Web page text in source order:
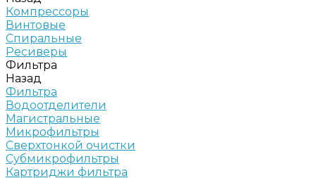
Компрессоры
Винтовые
Спиральные
Ресиверы
Фильтра
Назад
Фильтра
Водоотделители
Магистральные
Микрофильтры
Сверхтонкой очистки
Субмикрофильтры
Картриджи фильтра